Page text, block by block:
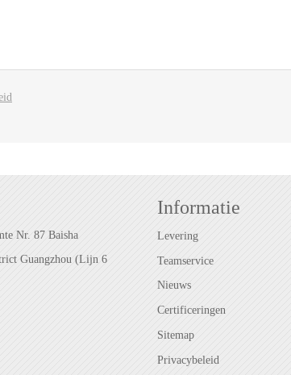
Nr. 87 Baisha
Guangzhou (Lijn 6
Informatie
Levering
Teamservice
Nieuws
Certificeringen
Sitemap
Privacybeleid